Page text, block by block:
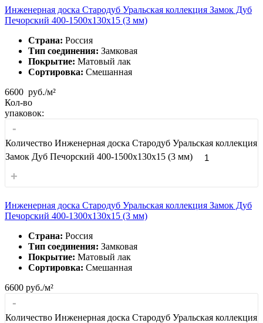
Инженерная доска Стародуб Уральская коллекция Замок Дуб
Печорский 400-1500x130x15 (3 мм)
Страна: Россия
Тип соединения: Замковая
Покрытие: Матовый лак
Сортировка: Смешанная
6600 руб./м²
Кол-во
упаковок:
-
Количество Инженерная доска Стародуб Уральская коллекция
Замок Дуб Печорский 400-1500x130x15 (3 мм)
+
Инженерная доска Стародуб Уральская коллекция Замок Дуб
Печорский 400-1300x130x15 (3 мм)
Страна: Россия
Тип соединения: Замковая
Покрытие: Матовый лак
Сортировка: Смешанная
6600 руб./м²
-
Количество Инженерная доска Стародуб Уральская коллекция